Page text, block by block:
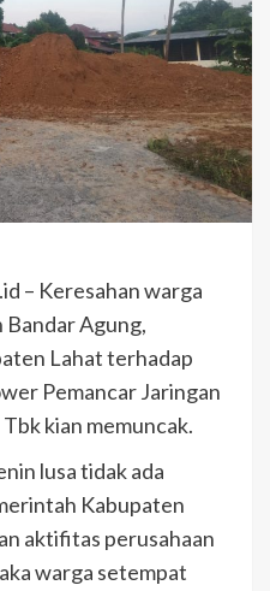
– Keresahan warga
Bandar Agung,
Lahat terhadap
Pemancar Jaringan
kian memuncak.
lusa tidak ada
Kabupaten
aktifitas perusahaan
warga setempat